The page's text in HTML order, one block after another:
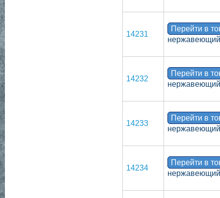
14231
Перейти в
14232
Перейти в
14233
Перейти в
14234
Перейти в